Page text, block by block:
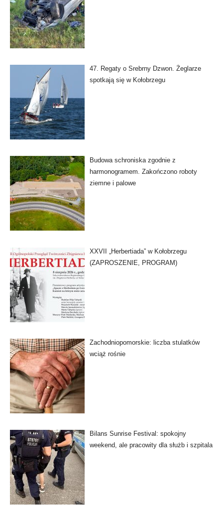
47. Regaty o Srebrny Dzwon. Żeglarze
spotkają się w Kołobrzegu
Budowa schroniska zgodnie z
harmonogramem. Zakończono roboty
ziemne i palowe
XXVII „Herbertiada” w Kołobrzegu
(ZAPROSZENIE, PROGRAM)
Zachodniopomorskie: liczba stulatków
wciąż rośnie
Bilans Sunrise Festival: spokojny
weekend, ale pracowity dla służb i szpitala